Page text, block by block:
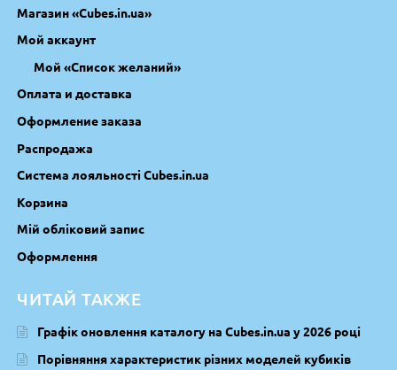
Магазин «Cubes.in.ua»
Мой аккаунт
Мой «Список желаний»
Оплата и доставка
Оформление заказа
Распродажа
Система лояльності Cubes.in.ua
Корзина
Мій обліковий запис
Оформлення
ЧИТАЙ ТАКЖЕ
Графік оновлення каталогу на Cubes.in.ua у 2026 році
Порівняння характеристик різних моделей кубиків